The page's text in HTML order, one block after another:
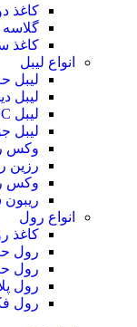
کاغذ
گلاسه
کاغذ
انواع لیبل
لیبل
لیبل
لیبل PVC
لیبل
وکس
رزین
وکس
انواع رول
کاغذ
رول
رول
رول
رول